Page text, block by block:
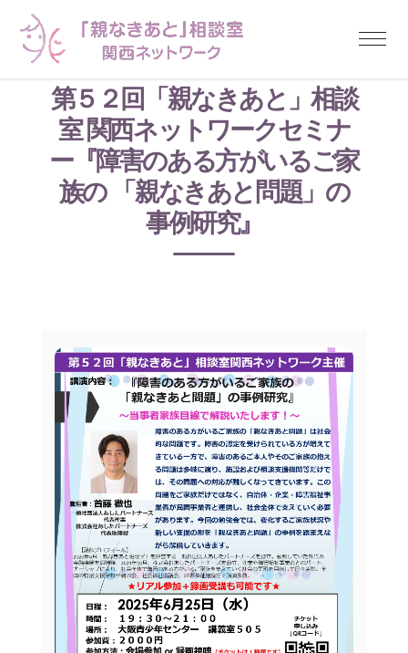
第５２回「親なきあと」相談
室 関西ネットワークセミナ
ー『障害のある方がいるご家
族の 「親なきあと問題」の
事例研究』